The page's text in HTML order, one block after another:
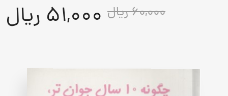
60,000 ریال 51,000 ریال